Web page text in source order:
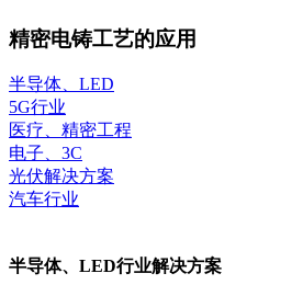
精密电铸工艺的应用
半导体、LED
5G行业
医疗、精密工程
电子、3C
光伏解决方案
汽车行业
半导体、LED行业解决方案